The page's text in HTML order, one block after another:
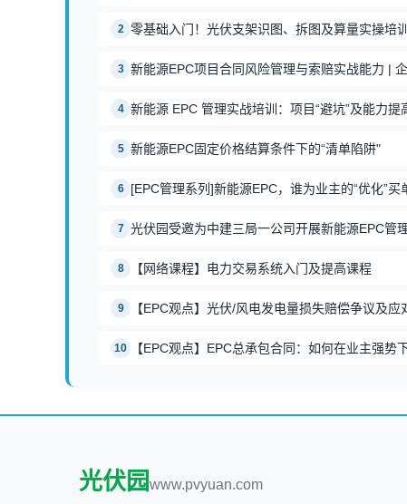
2 零基础入门！光伏支架识图、拆图及算量实操培
3 新能源EPC项目合同风险管理与索赔实战能力 |
4 新能源 EPC 管理实战培训：项目“避坑”及能力提
5 新能源EPC固定价格结算条件下的“清单陷阱"
6 [EPC管理系列]新能源EPC，谁为业主的“优化”买
7 光伏园受邀为中建三局一公司开展新能源EPC管
8 【网络课程】电力交易系统入门及提高课程
9 【EPC观点】光伏/风电发电量损失赔偿争议及应
10 【EPC观点】EPC总承包合同：如何在业主强势
光伏园 www.pvyuan.com